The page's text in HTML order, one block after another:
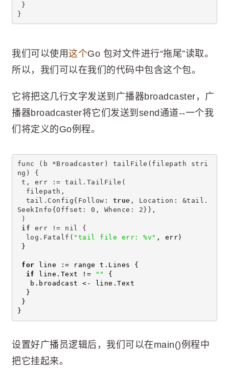
}
}
我们可以使用这个Go 包对文件进行“拖尾”读取。
所以，我们可以在我们的代码中包含这个包。
它将把这几行文字发送到广播器broadcaster，广
播器broadcaster将它们发送到send通道--一个我
们将定义的Go例程。
func (b *Broadcaster) tailFile(filepath stri
ng) {
t, err := tail.TailFile(
filepath,
tail.Config{Follow: true , Location: &tail.
SeekInfo{Offset: 0, Whence: 2}},
)
if err != nil {
log.Fatalf( "tail file err: %v" , err)
}
for line := range t.Lines {
if line.Text != ""
{
b.broadcast <- line.Text
}
}
}
设置好广播员逻辑后，我们可以在main()例程中
把它挂起来。